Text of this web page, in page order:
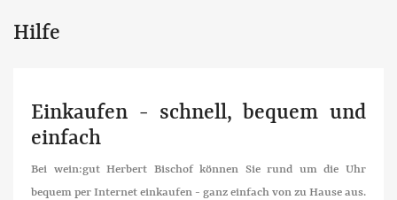
Hilfe
Einkaufen - schnell, bequem und
einfach
Bei wein:gut Herbert Bischof können Sie rund um die Uhr
bequem per Internet einkaufen - ganz einfach von zu Hause aus.